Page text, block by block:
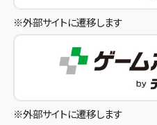
スマホスピタル八王子
スマホスピタル町田
スマホスピタル吉祥寺
スマホスピタル立川
※外部サイトに遷移します
※外部サイトに遷移します